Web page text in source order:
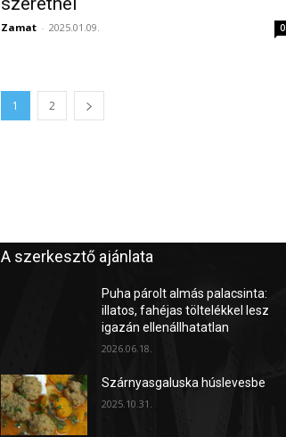
Zamat - 2025.01.09. 0
1 2
A szerkesztő ajánlata
Puha párolt almás palacsinta:
illatos, fahéjas töltelékkel lesz
igazán ellenállhatatlan
2026.06.18.
Szárnyasgaluska húslevesbe
2025.10.31.